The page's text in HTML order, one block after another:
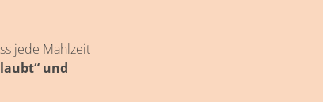
jede Mahlzeit
und